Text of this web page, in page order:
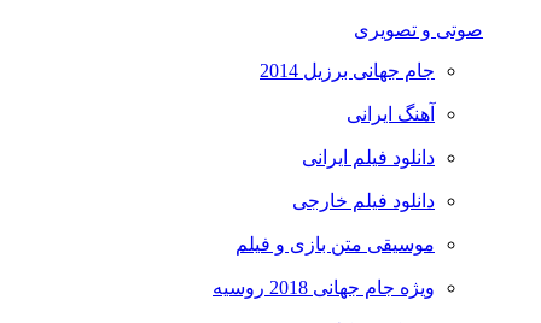
صوتی و تصویری
جام جهانی برزیل 2014
آهنگ ایرانی
دانلود فیلم ایرانی
دانلود فیلم خارجی
موسیقی متن بازی و فیلم
ویژه جام جهانی 2018 روسیه